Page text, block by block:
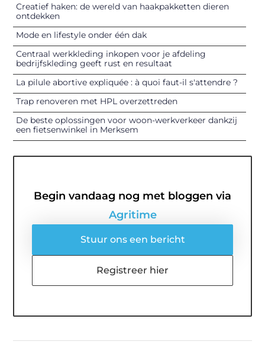
Creatief haken: de wereld van haakpakketten dieren
ontdekken
Mode en lifestyle onder één dak
Centraal werkkleding inkopen voor je afdeling
bedrijfskleding geeft rust en resultaat
La pilule abortive expliquée : à quoi faut-il s'attendre ?
Trap renoveren met HPL overzettreden
De beste oplossingen voor woon-werkverkeer dankzij
een fietsenwinkel in Merksem
Begin vandaag nog met bloggen via
Agritime
Stuur ons een bericht
Registreer hier